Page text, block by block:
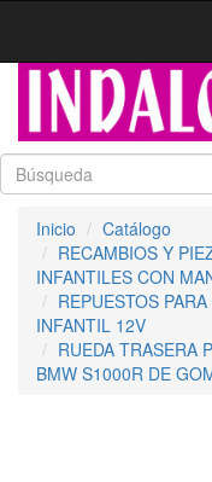
Inicio
Catálogo
RECAMBIOS Y
INFANTILES CON
REPUESTOS
INFANTIL 12V
RUEDA TRASERA
BMW S1000R DE